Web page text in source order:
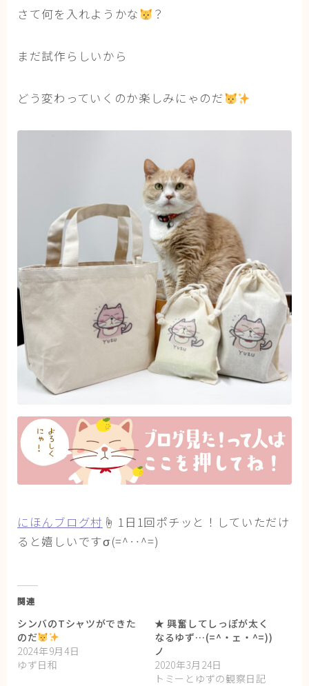
さて何を入れようかな ？
まだ試作らしいから
どう変わっていくのか楽しみにゃのだ
にほんブログ村 ☝ 1日1回ポチッと！していただけ
ると嬉しいですσ(=^‥^=)
関連
シンバのTシャツができた
のだ
2024年9月4日
ゆず日和
★ 興奮してしっぽが太く
なるゆず…(=^・ェ・^=))
ノ
2020年3月24日
トミーとゆずの観察日記